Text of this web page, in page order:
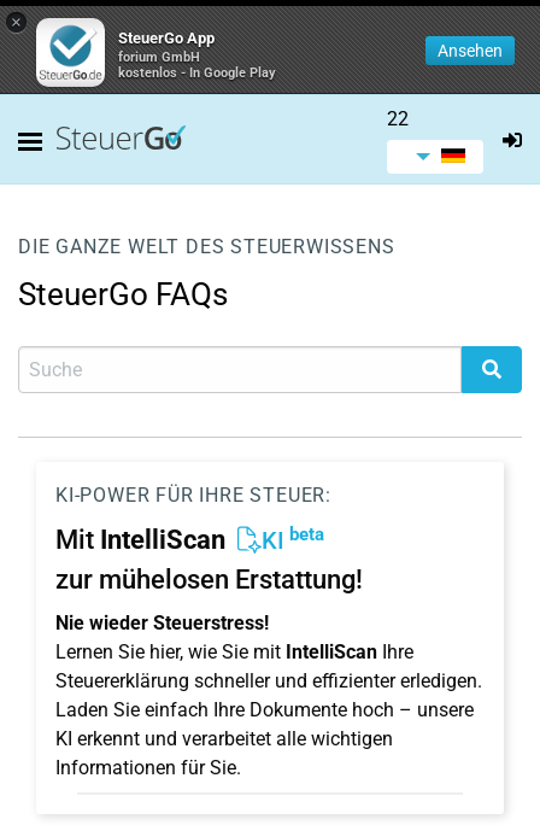
×
SteuerGo App
forium GmbH
kostenlos - In Google Play
Ansehen
22
DIE GANZE WELT DES STEUERWISSENS
SteuerGo FAQs
KI-POWER FÜR IHRE STEUER:
Mit IntelliScan KI beta
zur mühelosen Erstattung!
Nie wieder Steuerstress!
Lernen Sie hier, wie Sie mit IntelliScan Ihre
Steuererklärung schneller und effizienter erledigen.
Laden Sie einfach Ihre Dokumente hoch – unsere
KI erkennt und verarbeitet alle wichtigen
Informationen für Sie.